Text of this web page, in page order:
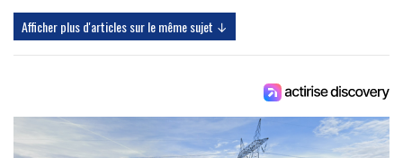
Afficher plus d'articles sur le même sujet ↓